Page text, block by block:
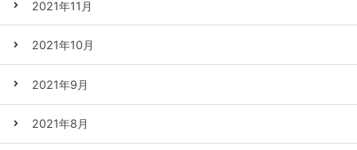
2021年11月
2021年10月
2021年9月
2021年8月